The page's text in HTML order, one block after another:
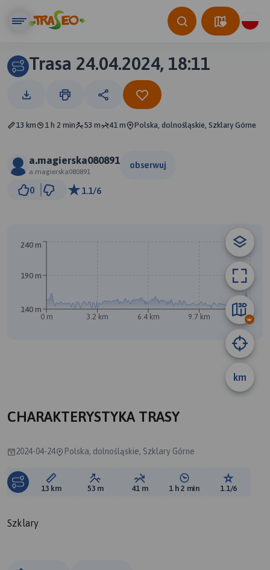
Trasa 24.04.2024, 18:11
13 km 1 h 2 min 53 m 41 m Polska, dolnośląskie, Szklary Górne
a.magierska080891
a.magierska080891
obserwuj
0 1.1/6
km
0 m 3.2 km 6.4 km 9.7 km 12 km
140 m
190 m
240 m
CHARAKTERYSTYKA TRASY
2024-04-24 Polska, dolnośląskie, Szklary Górne
Długość trasy:
13 km Suma przewyższeń:
53 m Suma spadków:
41 m Średni czas potrzebny
1 h 2 min Ocena
1.1/6
Szklary